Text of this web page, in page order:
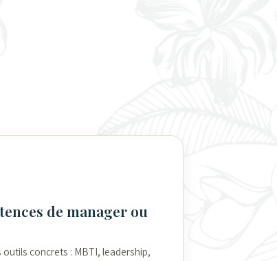
de manager ou
concrets : MBTI, leadership,